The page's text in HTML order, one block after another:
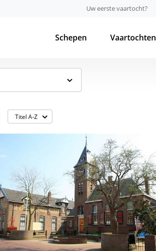
Uw eerste vaartocht?
Schepen Vaartochten